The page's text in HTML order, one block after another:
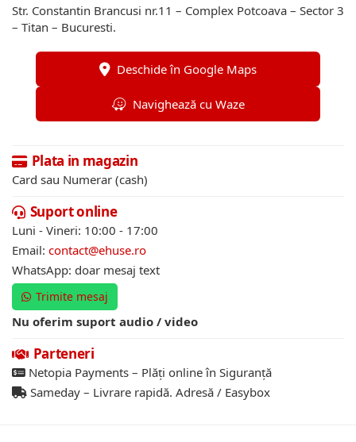
Str. Constantin Brancusi nr.11 – Complex Potcoava – Sector 3
– Titan – Bucuresti.
Deschide în Google Maps
Navighează cu Waze
Plata in magazin
Card sau Numerar (cash)
Suport online
Luni - Vineri: 10:00 - 17:00
Email: contact@ehuse.ro
WhatsApp: doar mesaj text
Trimite mesaj
Nu oferim suport audio / video
Parteneri
Netopia Payments – Plăți online în Siguranță
Sameday – Livrare rapidă. Adresă / Easybox